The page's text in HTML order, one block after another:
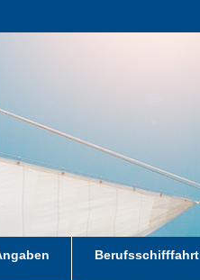
Berufsschifffahrt